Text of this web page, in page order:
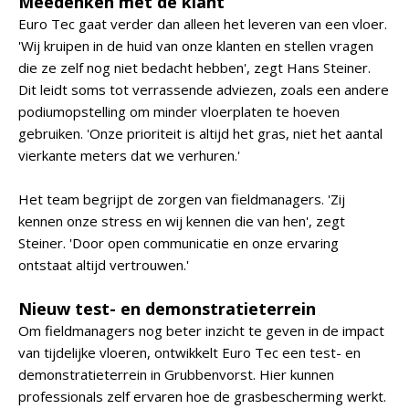
Euro Tec gaat verder dan alleen het leveren van een vloer.
'Wij kruipen in de huid van onze klanten en stellen vragen
die ze zelf nog niet bedacht hebben', zegt Hans Steiner.
Dit leidt soms tot verrassende adviezen, zoals een andere
podiumopstelling om minder vloerplaten te hoeven
gebruiken. 'Onze prioriteit is altijd het gras, niet het aantal
vierkante meters dat we verhuren.'
Het team begrijpt de zorgen van fieldmanagers. 'Zij
kennen onze stress en wij kennen die van hen', zegt
Steiner. 'Door open communicatie en onze ervaring
ontstaat altijd vertrouwen.'
Nieuw test- en demonstratieterrein
Om fieldmanagers nog beter inzicht te geven in de impact
van tijdelijke vloeren, ontwikkelt Euro Tec een test- en
demonstratieterrein in Grubbenvorst. Hier kunnen
professionals zelf ervaren hoe de grasbescherming werkt.